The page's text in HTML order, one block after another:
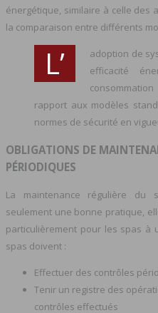
énergétique, similaire à celle des
la comparaison entre différents
L’
adoption de
efficacité
rapport aux modèles
normes de sécurité en
OBLIGATIONS DE
PÉRIODIQUES
La maintenance régulière du
seulement une bonne pratique,
particulièrement pour les spas à
spas doivent :
Effectuer des contrôles
Tenir un registre des
contrôles effectués